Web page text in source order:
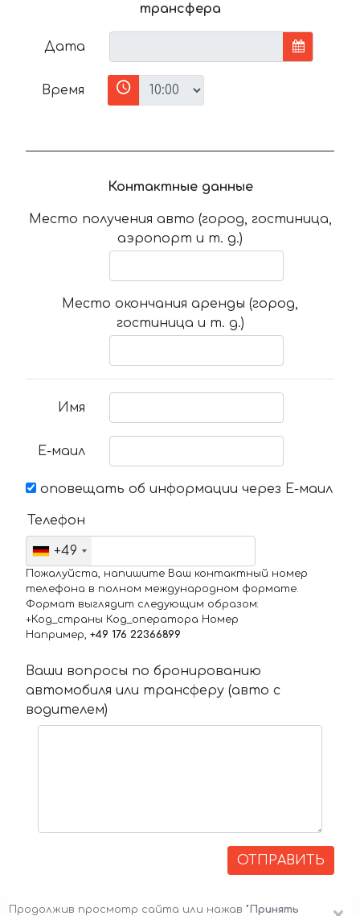
трансфера
Дата
Время
Контактные данные
Место получения авто (город, гостиница,
аэропорт и т. д.)
Место окончания аренды (город,
гостиница и т. д.)
Имя
Е-маил
оповещать об информации через Е-маил
Телефон
+49
Пожалуйста, напишите Ваш контактный номер
телефона в полном международном формате.
Формат выглядит следующим образом:
+Код_страны Код_оператора Номер
Например, +49 176 22366899
Ваши вопросы по бронированию
автомобиля или трансферу (авто с
водителем)
ОТПРАВИТЬ
Продолжив просмотр сайта или нажав "Принять